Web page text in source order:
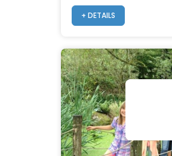
+ DETAILS